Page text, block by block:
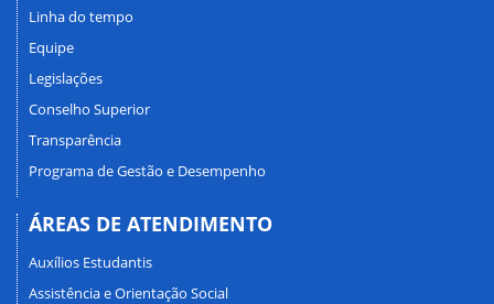
Linha do tempo
Equipe
Legislações
Conselho Superior
Transparência
Programa de Gestão e Desempenho
ÁREAS DE ATENDIMENTO
Auxílios Estudantis
Assistência e Orientação Social